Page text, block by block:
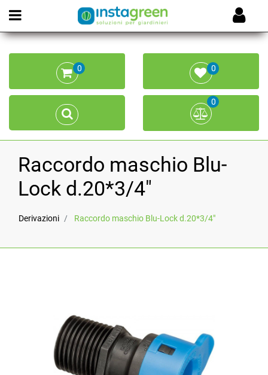
Open menu
0 0
0
Raccordo maschio Blu-
Lock d.20*3/4"
Derivazioni Raccordo maschio Blu-Lock d.20*3/4"